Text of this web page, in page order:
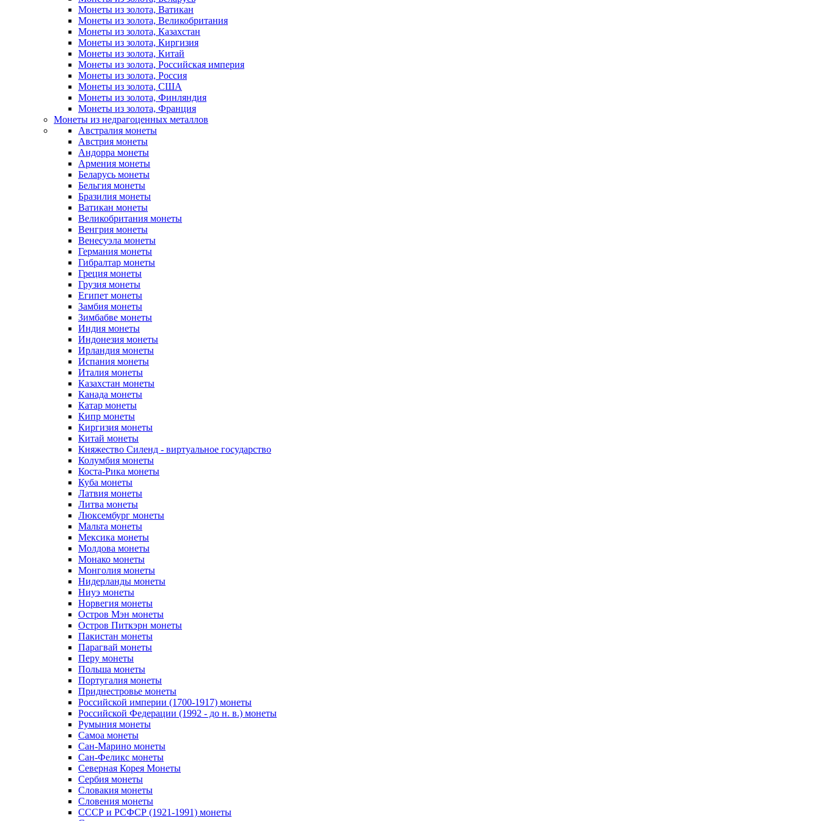
Монеты из золота, Ватикан
Монеты из золота, Великобритания
Монеты из золота, Казахстан
Монеты из золота, Киргизия
Монеты из золота, Китай
Монеты из золота, Российская империя
Монеты из золота, Россия
Монеты из золота, США
Монеты из золота, Финляндия
Монеты из золота, Франция
Монеты из недрагоценных металлов
Австралия монеты
Австрия монеты
Андорра монеты
Армения монеты
Беларусь монеты
Бельгия монеты
Бразилия монеты
Ватикан монеты
Великобритания монеты
Венгрия монеты
Венесуэла монеты
Германия монеты
Гибралтар монеты
Греция монеты
Грузия монеты
Египет монеты
Замбия монеты
Зимбабве монеты
Индия монеты
Индонезия монеты
Ирландия монеты
Испания монеты
Италия монеты
Казахстан монеты
Канада монеты
Катар монеты
Кипр монеты
Киргизия монеты
Китай монеты
Княжество Силенд - виртуальное государство
Колумбия монеты
Коста-Рика монеты
Куба монеты
Латвия монеты
Литва монеты
Люксембург монеты
Мальта монеты
Мексика монеты
Молдова монеты
Монако монеты
Монголия монеты
Нидерланды монеты
Ниуэ монеты
Норвегия монеты
Остров Мэн монеты
Остров Питкэрн монеты
Пакистан монеты
Парагвай монеты
Перу монеты
Польша монеты
Португалия монеты
Приднестровье монеты
Российской империи (1700-1917) монеты
Российской Федерации (1992 - до н. в.) монеты
Румыния монеты
Самоа монеты
Сан-Марино монеты
Сан-Феликс монеты
Северная Корея Монеты
Сербия монеты
Словакия монеты
Словения монеты
СССР и РСФСР (1921-1991) монеты